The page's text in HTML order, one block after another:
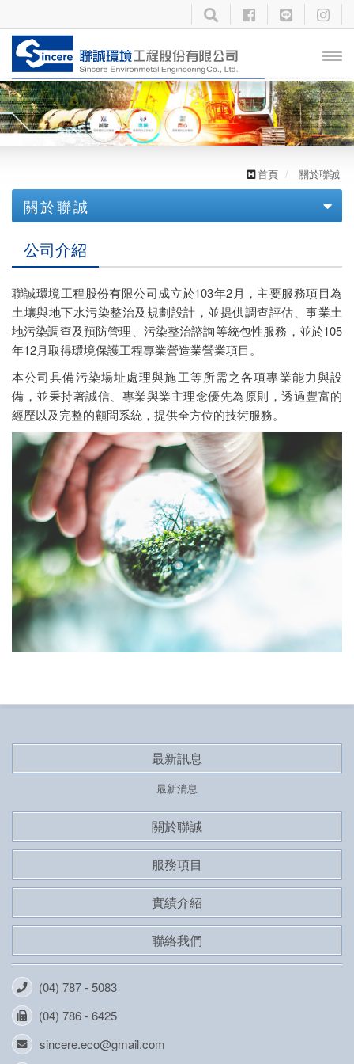
主選
單
首頁 關於聯誠
關於聯誠
公司介紹
公司介紹
聯誠環境工程股份有限公司成立於103年2月，主要服務項目為
土壤與地下水污染整治及規劃設計，並提供調查評估、事業土
地污染調查及預防管理、污染整治諮詢等統包性服務，並於105
年12月取得環境保護工程專業營造業營業項目。
本公司具備污染場址處理與施工等所需之各項專業能力與設
備，並秉持著誠信、專業與業主理念優先為原則，透過豐富的
經歷以及完整的顧問系統，提供全方位的技術服務。
最新訊息
最新消息
關於聯誠
服務項目
實績介紹
聯絡我們
(04) 787 - 5083
(04) 786 - 6425
sincere.eco@gmail.com